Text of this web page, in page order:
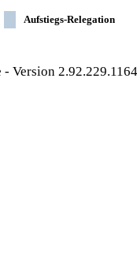
Aufstiegs-Relegation
-Version